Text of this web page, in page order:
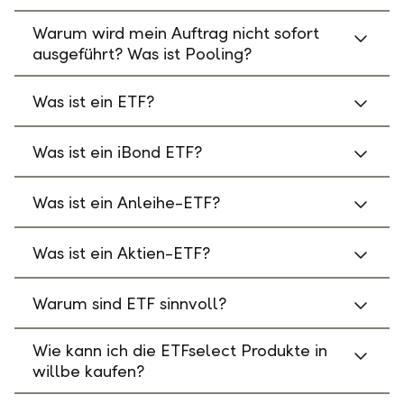
Warum wird mein Auftrag nicht sofort
ausgeführt? Was ist Pooling?
Was ist ein ETF?
Was ist ein iBond ETF?
Was ist ein Anleihe-ETF?
Was ist ein Aktien-ETF?
Warum sind ETF sinnvoll?
Wie kann ich die ETFselect Produkte in
willbe kaufen?